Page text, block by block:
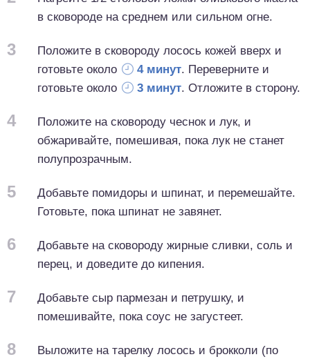
в сковороде на среднем или сильном огне.
3
Положите в сковороду лосось кожей вверх и
готовьте около
4 минут. Переверните и
готовьте около
3 минут. Отложите в сторону.
4
Положите на сковороду чеснок и лук, и
обжаривайте, помешивая, пока лук не станет
полупрозрачным.
5
Добавьте помидоры и шпинат, и перемешайте.
Готовьте, пока шпинат не завянет.
6
Добавьте на сковороду жирные сливки, соль и
перец, и доведите до кипения.
7
Добавьте сыр пармезан и петрушку, и
помешивайте, пока соус не загустеет.
8
Выложите на тарелку лосось и брокколи (по